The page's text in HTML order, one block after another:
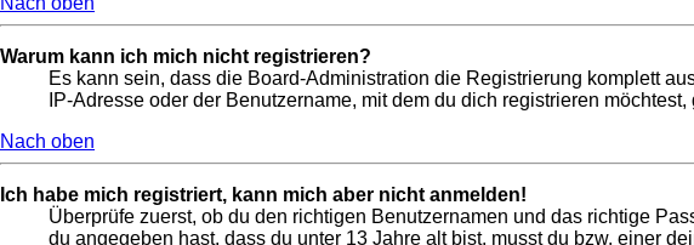
Warum kann ich mich nicht registrieren?
Es kann sein, dass die Board-Administration die Registrierung komplett
IP-Adresse oder der Benutzername, mit dem du dich registrieren
Nach oben
Ich habe mich registriert, kann mich aber nicht anmelden!
Überprüfe zuerst, ob du den richtigen Benutzernamen und das richtige
du angegeben hast, dass du unter 13 Jahre alt bist, musst du bzw. einer